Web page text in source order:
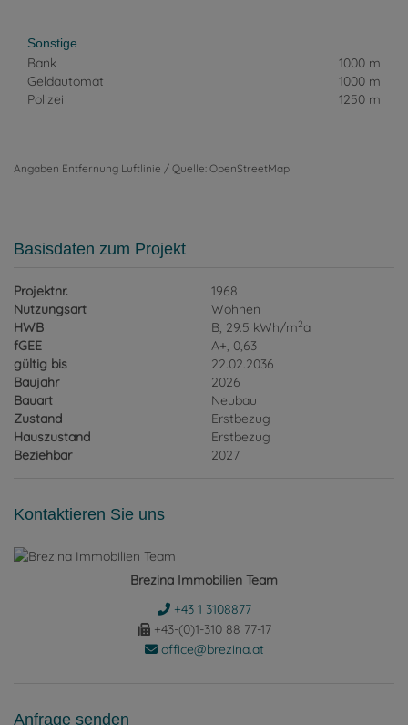
Sonstige
Bank
1000 m
Geldautomat
1000 m
Polizei
1250 m
Angaben Entfernung Luftlinie / Quelle: OpenStreetMap
Basisdaten zum Projekt
Projektnr.
1968
Nutzungsart
Wohnen
HWB
B, 29.5 kWh/m2a
fGEE
A+, 0,63
gültig bis
22.02.2036
Baujahr
2026
Bauart
Neubau
Zustand
Erstbezug
Hauszustand
Erstbezug
Beziehbar
2027
Kontaktieren Sie uns
Brezina Immobilien Team
+43 1 3108877
+43-(0)1-310 88 77-17
office@brezina.at
Anfrage senden